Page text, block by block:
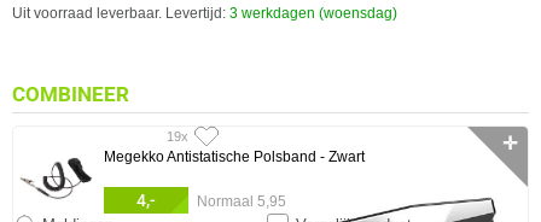
Uit voorraad leverbaar. Levertijd: 3 werkdagen (woensdag)
19x
COMBINEER
Megekko Antistatische Polsband - Zwart
4,- Normaal 5,95
✛